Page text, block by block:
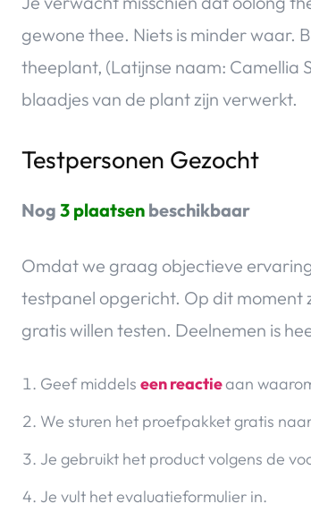
gewone thee. Niets is minder waar.
theeplant, (Latijnse naam: Camellia
blaadjes van de plant zijn verwerkt.
Testpersonen Gezocht
Nog 3 plaatsen beschikbaar
Omdat we graag objectieve
testpanel opgericht. Op dit moment
gratis willen testen. Deelnemen is
Geef middels een reactieaan
We sturen het proefpakket gratis
Je gebruikt het product volgens de
Je vult het evaluatieformulier in.